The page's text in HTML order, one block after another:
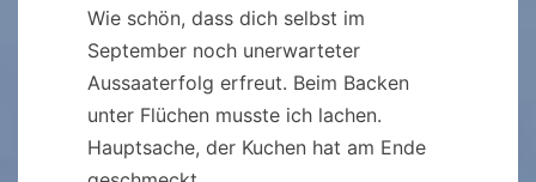
Wie schön, dass dich selbst im
September noch unerwarteter
Aussaaterfolg erfreut. Beim Backen
unter Flüchen musste ich lachen.
Hauptsache, der Kuchen hat am Ende